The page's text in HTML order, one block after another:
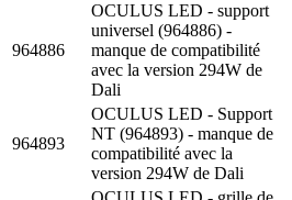
964886
OCULUS LED - support
universel (964886) -
manque de compatibilité
avec la version 294W de
Dali
964893
OCULUS LED - Support
NT (964893) - manque de
compatibilité avec la
version 294W de Dali